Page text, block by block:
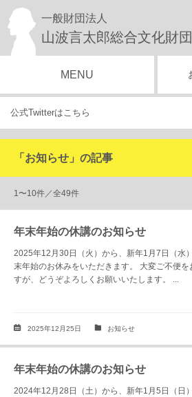
一般財団法人
山波言太郎総合文化財団
MENU
公式Twitterはこちら
「お知らせ」の記事
1〜10件／全49件
年末年始の休講のお知らせ
2025年12月30日（火）から、新年1月7日（水
末年始のお休みをいただきます。 大変ご不便を
すが、どうぞよろしくお願いいたします。 ...
2025年12月25日 お知らせ
年末年始の休講のお知らせ
2024年12月28日（土）から、新年1月5日（日